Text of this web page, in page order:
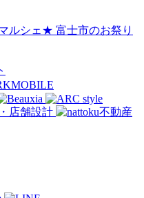
ルシェ★ 富士市のお祭り